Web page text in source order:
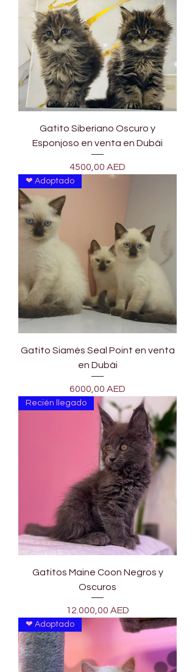
Gatito Siberiano Oscuro y
Esponjoso en venta en Dubái
Precio
4500,00 AED
❤ Adoptado
Gatito Siamés Seal Point en venta
en Dubái
Precio
6000,00 AED
Recién llegado
Gatitos Maine Coon Negros y
Oscuros
Precio
12.000,00 AED
❤ Adoptado